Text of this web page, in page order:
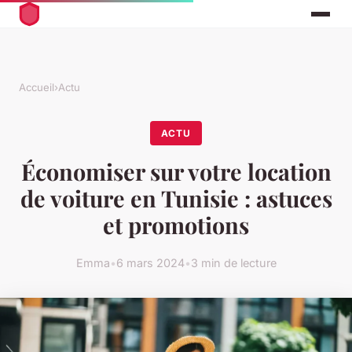
Accueil›Actu
ACTU
Économiser sur votre location
de voiture en Tunisie : astuces
et promotions
Emma•6 mars 2024•3 min de lecture